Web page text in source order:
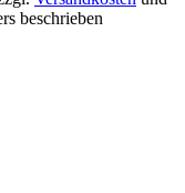
beschrieben